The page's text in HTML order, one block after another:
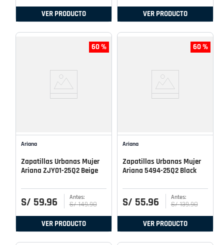
VER PRODUCTO VER PRODUCTO
60 %
Ariana
Zapatillas Urbanas Mujer
Ariana ZJY01-25Q2 Beige
S/ 59.96 S/ 149.90
VER PRODUCTO
60 %
Ariana
Zapatillas Urbanas Mujer
Ariana 5494-25Q2 Black
S/ 55.96 S/ 139.90
VER PRODUCTO